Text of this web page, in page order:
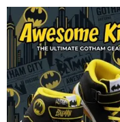
選
項
此
產
品
有
多
種
款